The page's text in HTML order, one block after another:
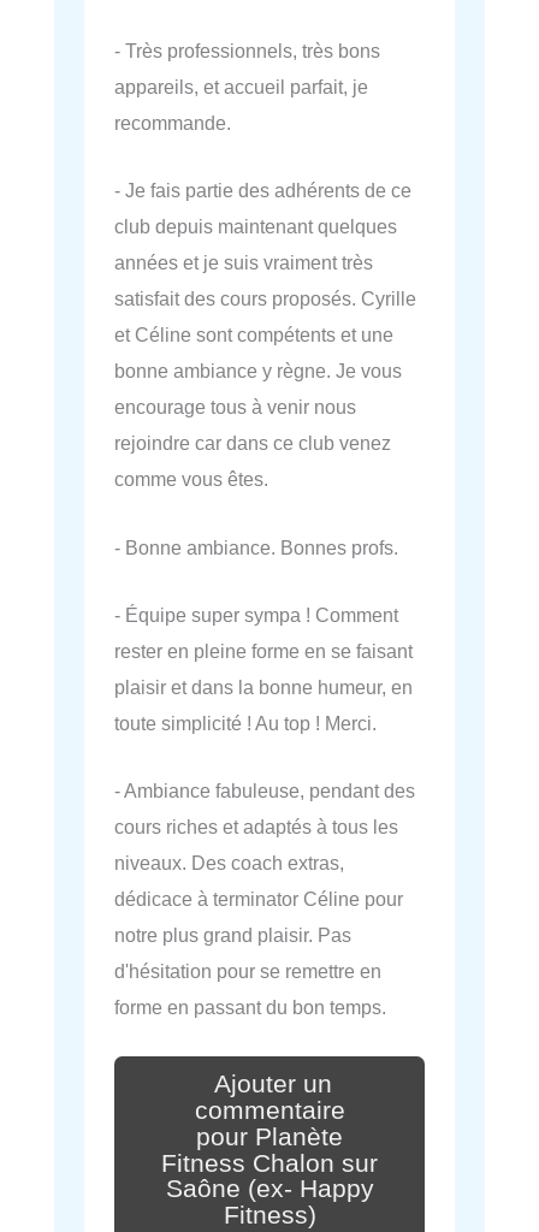
- Très professionnels, très bons
appareils, et accueil parfait, je
recommande.
- Je fais partie des adhérents de ce
club depuis maintenant quelques
années et je suis vraiment très
satisfait des cours proposés. Cyrille
et Céline sont compétents et une
bonne ambiance y règne. Je vous
encourage tous à venir nous
rejoindre car dans ce club venez
comme vous êtes.
- Bonne ambiance. Bonnes profs.
- Équipe super sympa ! Comment
rester en pleine forme en se faisant
plaisir et dans la bonne humeur, en
toute simplicité ! Au top ! Merci.
- Ambiance fabuleuse, pendant des
cours riches et adaptés à tous les
niveaux. Des coach extras,
dédicace à terminator Céline pour
notre plus grand plaisir. Pas
d'hésitation pour se remettre en
forme en passant du bon temps.
Ajouter un
commentaire
pour Planète
Fitness Chalon sur
Saône (ex- Happy
Fitness)